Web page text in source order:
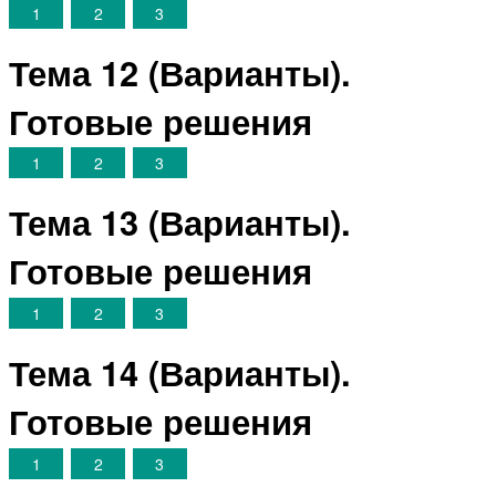
1 2 3
Тема 12 (Варианты).
Готовые решения
1 2 3
Тема 13 (Варианты).
Готовые решения
1 2 3
Тема 14 (Варианты).
Готовые решения
1 2 3